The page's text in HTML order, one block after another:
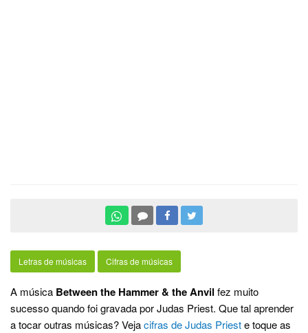
Letras de músicas Cifras de músicas
A música Between the Hammer & the Anvil fez muito
sucesso quando foi gravada por Judas Priest. Que tal aprender
a tocar outras músicas? Vejacifras de Judas Prieste toque as